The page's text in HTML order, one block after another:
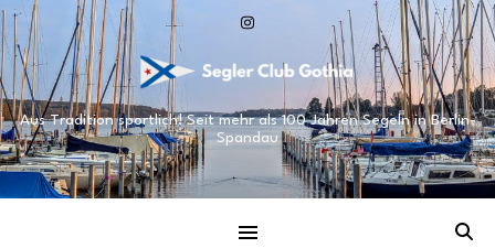
Aus Tradition sportlich! Seit mehr als 100 Jahren Segeln in Berlin-
Spandau